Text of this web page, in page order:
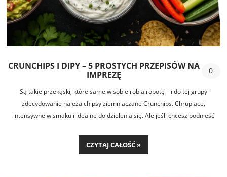
CRUNCHIPS I DIPY – 5 PROSTYCH PRZEPISÓW NA
IMPREZĘ
0
Są takie przekąski, które same w sobie robią robotę – i do tej grupy
zdecydowanie należą chipsy ziemniaczane Crunchips. Chrupiące,
intensywne w smaku i idealne do dzielenia się. Ale jeśli chcesz podnieść
dipy, które przygotujesz w kilka minut.
CZYTAJ CAŁOŚĆ »